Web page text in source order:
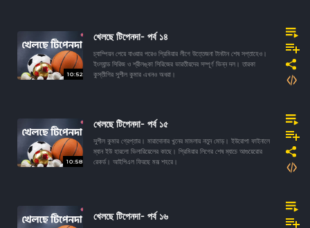
10:52
খেলছে টিপেনদা- পর্ব ১৪
চ্যাম্পিয়ন পেয়ে যাওয়ার পরেও প্রিমিয়ার লীগে উত্তেজনা টানটান শেষ সপ্তাহেও।
ইংল্যান্ড সিরিজ ও শ্রীলঙ্কা সিরিজের ভারতীয়দের সম্পূর্ণ ভিন্ন দল। তারকা
কুস্তীগির সুশীল কুমার এখনও অধরা।
10:58
খেলছে টিপেনদা- পর্ব ১৫
সুশীল কুমার গ্রেপ্তার। মারাদোনার খুনের মামলায় নতুন মোড়। ইউরোপা ফাইনালে
ম্যান ইউ হারলো ভিলারিয়েলের কাছে। প্রিমিয়ার লিগের শেষ ম্যাচে আগুয়েরোর
রেকর্ড। আইপিএল ফিরছে মরূ শহরে।
খেলছে টিপেনদা- পর্ব ১৬